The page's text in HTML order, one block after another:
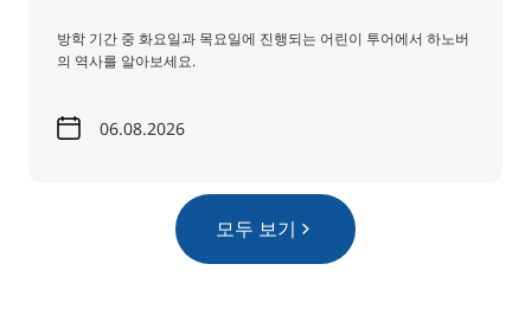
방학 기간 중 화요일과 목요일에 진행되는 어린이 투어에서 하노버
의 역사를 알아보세요.
06.08.2026
모두 보기